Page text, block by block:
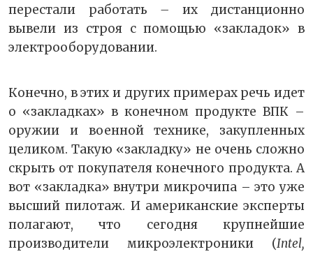
перестали работать – их дистанционно
вывели из строя с помощью «закладок» в
электрооборудовании.
Конечно, в этих и других примерах речь идет
о «закладках» в конечном продукте ВПК –
оружии и военной технике, закупленных
целиком. Такую «закладку» не очень сложно
скрыть от покупателя конечного продукта. А
вот «закладка» внутри микрочипа – это уже
высший пилотаж. И американские эксперты
полагают, что сегодня крупнейшие
производители микроэлектроники (Intel,